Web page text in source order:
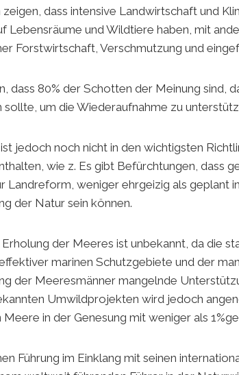
dass intensive Landwirtschaft und
Lebensräume und Wildtiere haben, mit
Forstwirtschaft, Verschmutzung und
dass 80% der Schotten der Meinung sind,
sollte, um die Wiederaufnahme zu
jedoch noch nicht in den wichtigsten
wie z. Es gibt Befürchtungen, dass
Landreform, weniger ehrgeizig als geplant
der Natur sein können.
Erholung der Meeres ist unbekannt, da die
marinen Schutzgebiete und der
der Meeresmänner mangelnde
Umwildprojekten wird jedoch
in der Genesung mit weniger als
Führung im Einklang mit seinen